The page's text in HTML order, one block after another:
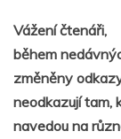
Vážení čtenáři,
během
změněny
neodkazují tam,
navedou na